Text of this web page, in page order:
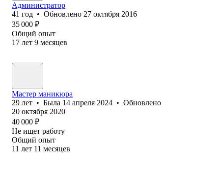
Администратор
41 год • Обновлено 27 октября 2016
35 000 ₽
Общий опыт
17 лет 9 месяцев
Мастер маникюра
29 лет • Была 14 апреля 2024 • Обновлено
20 октября 2020
40 000 ₽
Не ищет работу
Общий опыт
11 лет 11 месяцев